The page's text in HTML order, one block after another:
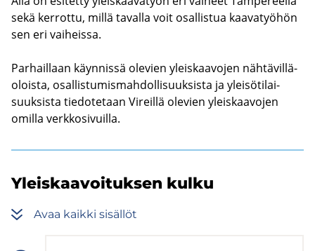
sekä ker­rot­tu, millä ta­val­la voit osal­lis­tua kaa­va­työ­hön
sen eri vai­heis­sa.
Par­hail­laan käyn­nis­sä ole­vien yleis­kaa­vo­jen näh­tä­vil­lä­
olois­ta, osal­lis­tu­mis­mah­dol­li­suuk­sis­ta ja ylei­sö­ti­lai­
suuk­sis­ta tie­do­te­taan Vi­reil­lä ole­vien yleis­kaa­vo­jen
omil­la verk­ko­si­vuil­la.
Yleis­kaa­voi­tuk­sen kulku
Avaa kaik­ki si­säl­löt